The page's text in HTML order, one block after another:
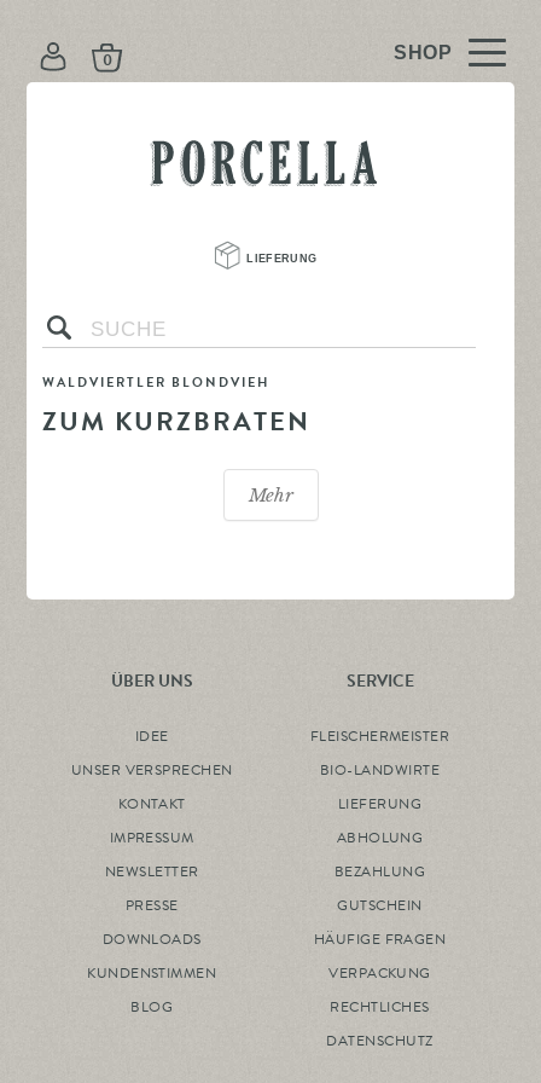
PORCELLA
LIEFERUNG
s
WALDVIERTLER BLONDVIEH
ZUM KURZBRATEN
Mehr
ÜBER UNS
IDEE
UNSER VERSPRECHEN
KONTAKT
IMPRESSUM
NEWSLETTER
PRESSE
DOWNLOADS
KUNDENSTIMMEN
BLOG
SERVICE
FLEISCHERMEISTER
BIO-LANDWIRTE
LIEFERUNG
ABHOLUNG
BEZAHLUNG
GUTSCHEIN
HÄUFIGE FRAGEN
VERPACKUNG
RECHTLICHES
DATENSCHUTZ